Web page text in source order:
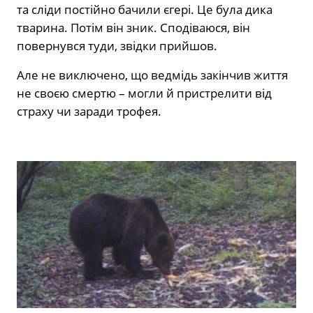
та сліди постійно бачили єгері. Це була дика
тварина. Потім він зник. Сподіваюся, він
повернувся туди, звідки прийшов.
Але не виключено, що ведмідь закінчив життя
не своєю смертю – могли й пристрелити від
страху чи заради трофея.